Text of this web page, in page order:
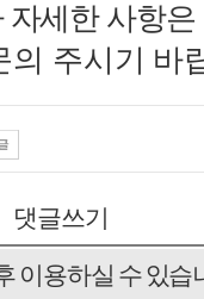
자세한 사항
의 주시기 바
댓글쓰기
이용하실 수 있